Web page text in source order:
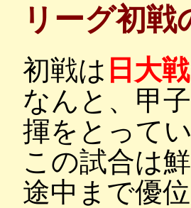
リーグ初戦
初戦は 日大戦
なんと、甲
揮をとってい
この試合は
途中まで優